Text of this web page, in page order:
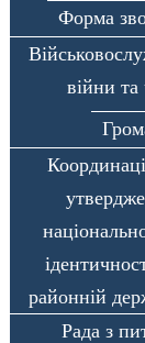
Форма
війни та
районній
Рада з